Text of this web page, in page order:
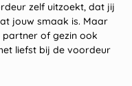
zelf uitzoekt, dat jij
jouw smaak is. Maar
partner of gezin ook
liefst bij de voordeur